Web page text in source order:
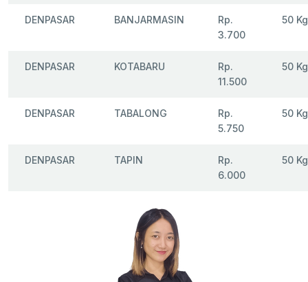
DENPASAR BANJARMASIN
Rp.
3.700
50 Kg
DENPASAR KOTABARU
Rp.
11.500
50 Kg
DENPASAR TABALONG
Rp.
5.750
50 Kg
DENPASAR TAPIN
Rp.
6.000
50 Kg